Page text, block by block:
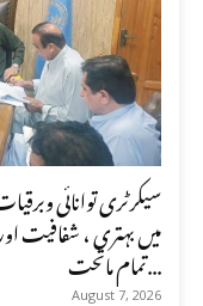
سیکرٹری توانائی
میں بہتری ، شفافیت
تمام ماتحت...
August 7, 2026